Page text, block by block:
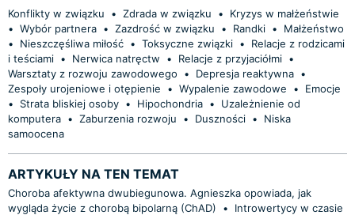
Konflikty w związku • Zdrada w związku •
Kryzys w małżeństwie
• Wybór partnera • Zazdrość w związku • Randki •
Małżeństwo
•
Nieszczęśliwa miłość • Toksyczne związki •
Relacje z rodzicami
i teściami • Nerwica natręctw • Relacje z przyjaciółmi •
Warsztaty z rozwoju zawodowego
• Depresja reaktywna •
Zespoły urojeniowe i otępienie
• Wypalenie zawodowe •
Emocje
•
Strata bliskiej osoby • Hipochondria •
Uzależnienie od
komputera • Zaburzenia rozwoju • Duszności •
Niska
samoocena
ARTYKUŁY NA TEN TEMAT
Choroba afektywna dwubiegunowa. Agnieszka opowiada, jak
wygląda życie z chorobą bipolarną (ChAD)
•
Introwertycy w czasie